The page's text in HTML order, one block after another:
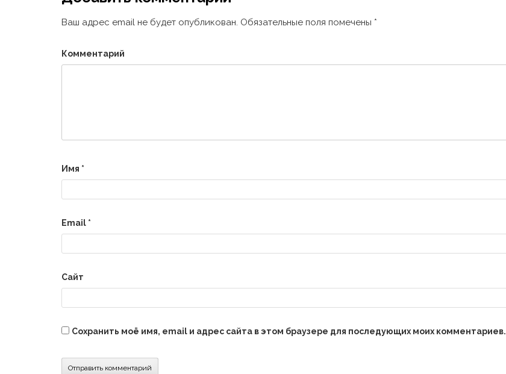
Ваш адрес email не будет опубликован. Обязательные поля помечены *
Комментарий
Имя *
Email *
Сайт
Сохранить моё имя, email и адрес сайта в этом браузере для последующих моих комментариев.